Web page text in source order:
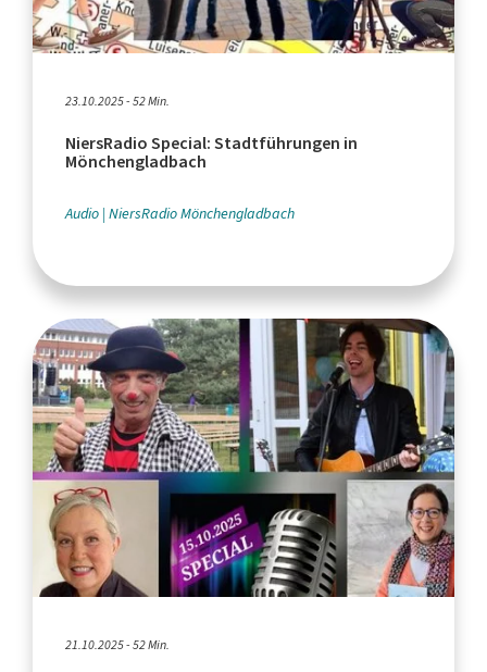
23.10.2025 - 52 Min.
NiersRadio Special: Stadtführungen in
Mönchengladbach
Audio NiersRadio Mönchengladbach
21.10.2025 - 52 Min.